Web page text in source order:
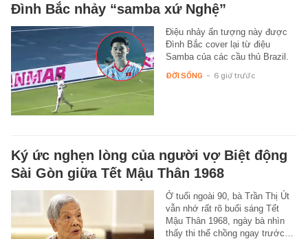
Đình Bắc nhảy “samba xứ Nghệ”
Điệu nhảy ấn tượng này được
Đình Bắc cover lại từ điệu
Samba của các cầu thủ Brazil.
ĐỜI SỐNG - 6 giờ trước
Ký ức nghẹn lòng của người vợ Biệt động
Sài Gòn giữa Tết Mậu Thân 1968
Ở tuổi ngoài 90, bà Trần Thị Út
vẫn nhớ rất rõ buổi sáng Tết
Mậu Thân 1968, ngày bà nhìn
thấy thi thể chồng ngay trước…